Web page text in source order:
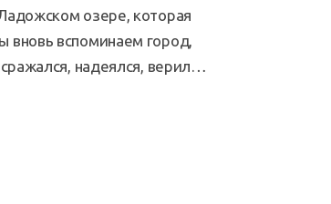
озере, которая
вновь вспоминаем город,
надеялся, верил…